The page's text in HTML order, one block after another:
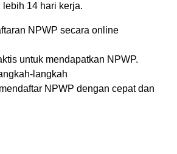
14 hari kerja.
NPWP secara online
untuk mendapatkan NPWP.
langkah
NPWP dengan cepat dan